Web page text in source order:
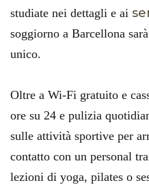
studiate nei dettagli e ai
soggiorno a Barcellona
unico.
Oltre a Wi-Fi gratuito e
ore su 24 e pulizia
sulle attività sportive per
contatto con un personal
lezioni di yoga, pilates o